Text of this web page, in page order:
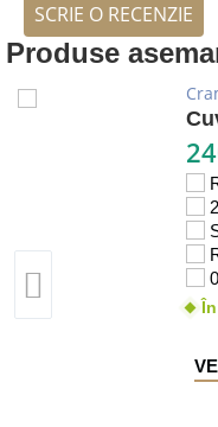
SCRIE O RECENZIE
Produse